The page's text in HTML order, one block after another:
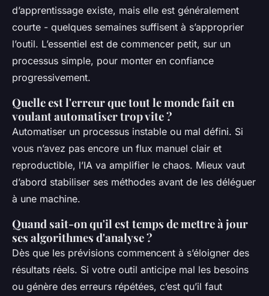
d’apprentissage existe, mais elle est généralement
courte - quelques semaines suffisent à s’approprier
l’outil. L’essentiel est de commencer petit, sur un
processus simple, pour monter en confiance
progressivement.
Quelle est l'erreur que tout le monde fait en
voulant automatiser trop vite ?
Automatiser un processus instable ou mal défini. Si
vous n’avez pas encore un flux manuel clair et
reproductible, l’IA va amplifier le chaos. Mieux vaut
d’abord stabiliser ses méthodes avant de les déléguer
à une machine.
Quand sait-on qu'il est temps de mettre à jour
ses algorithmes d'analyse ?
Dès que les prévisions commencent à s’éloigner des
résultats réels. Si votre outil anticipe mal les besoins
ou génère des erreurs répétées, c’est qu’il faut